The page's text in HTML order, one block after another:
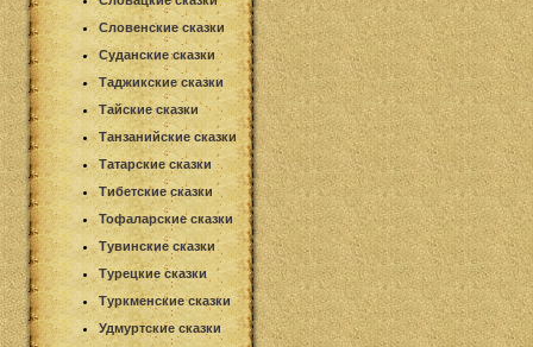
Словенские сказки
Суданские сказки
Таджикские сказки
Тайские сказки
Танзанийские сказки
Татарские сказки
Тибетские сказки
Тофаларские сказки
Тувинские сказки
Турецкие сказки
Туркменские сказки
Удмуртские сказки